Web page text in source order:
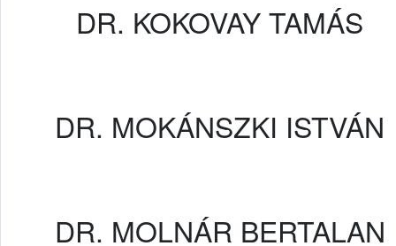
DR. KOKOVAY TAMÁS
DR. MOKÁNSZKI ISTVÁN
DR. MOLNÁR BERTALAN